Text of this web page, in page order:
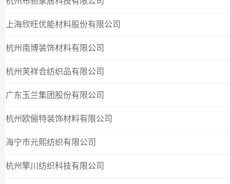
上海欣旺优能材料股份有限公司
杭州南博装饰材料有限公司
杭州芙祥合纺织品有限公司
广东玉兰集团股份有限公司
杭州欧俪特装饰材料有限公司
海宁市元熙纺织有限公司
杭州擎川纺织科技有限公司